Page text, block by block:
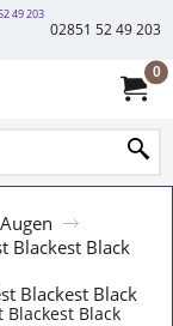
02851 52 49 203
0
Augen
Blackest Black
Blackest Black